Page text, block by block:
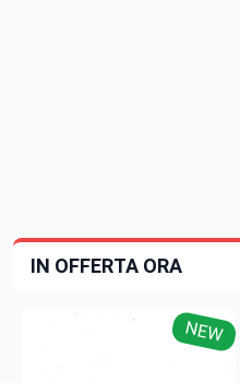
IN OFFERTA ORA
NEW